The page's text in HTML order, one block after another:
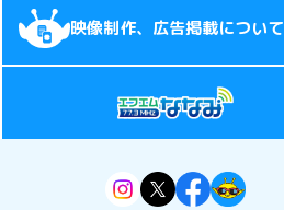
映像制作、広告掲載について